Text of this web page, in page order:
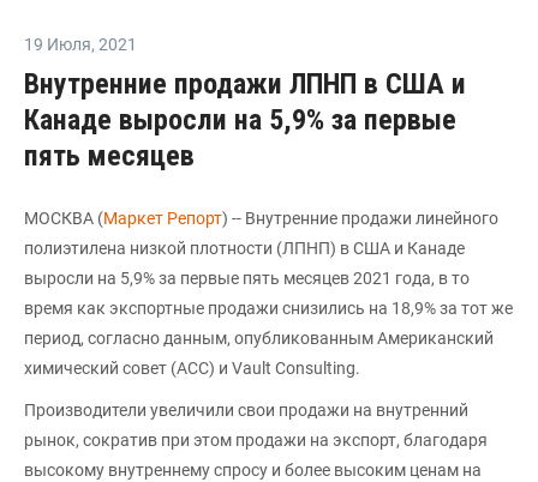
19 Июля, 2021
Внутренние продажи ЛПНП в США и
Канаде выросли на 5,9% за первые
пять месяцев
МОСКВА (Маркет Репорт) -- Внутренние продажи линейного
полиэтилена низкой плотности (ЛПНП) в США и Канаде
выросли на 5,9% за первые пять месяцев 2021 года, в то
время как экспортные продажи снизились на 18,9% за тот же
период, согласно данным, опубликованным Американский
химический совет (ACC) и Vault Consulting.
Производители увеличили свои продажи на внутренний
рынок, сократив при этом продажи на экспорт, благодаря
высокому внутреннему спросу и более высоким ценам на